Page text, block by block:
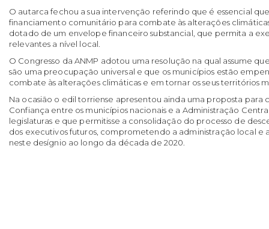
O autarca fechou a sua intervenção referindo que é essencial
financiamento comunitário para combate às alterações
dotado de um envelope financeiro substancial, que permita a
relevantes a nível local.
O Congresso da ANMP adotou uma resolução na qual assume
são uma preocupação universal e que os municípios estão
combate às alterações climáticas e em tornar os seus territórios
Na ocasião o edil torriense apresentou ainda uma proposta para
Confiança entre os municípios nacionais e a Administração
legislaturas e que permitisse a consolidação do processo de
dos executivos futuros, comprometendo a administração local e
neste desígnio ao longo da década de 2020.